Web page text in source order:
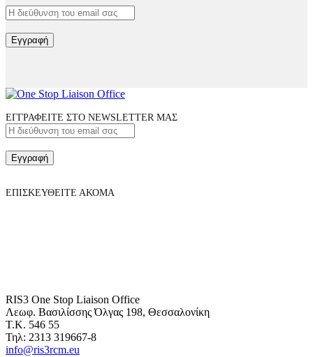
Εγγραφή
ΕΓΓΡΑΦΕΙΤΕ ΣΤΟ NEWSLETTER ΜΑΣ
Εγγραφή
ΕΠΙΣΚΕΥΘΕΙΤΕ ΑΚΟΜΑ
RIS3 One Stop Liaison Office
Λεωφ. Βασιλίσσης Όλγας 198, Θεσσαλονίκη
Τ.Κ. 546 55
Τηλ: 2313 319667-8
info@ris3rcm.eu